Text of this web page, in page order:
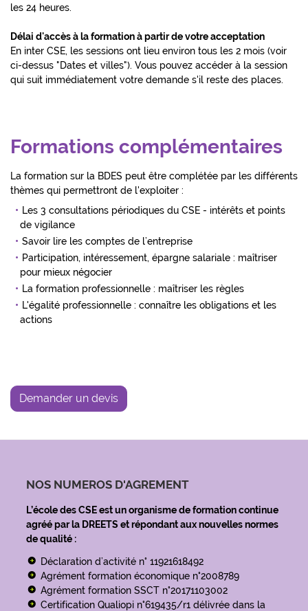
les 24 heures.
Délai d'accès à la formation à partir de votre acceptation
En inter CSE, les sessions ont lieu environ tous les 2 mois (voir
ci-dessus "Dates et villes"). Vous pouvez accéder à la session
qui suit immédiatement votre demande s'il reste des places.
Formations complémentaires
La formation sur la BDES peut être complétée par les différents
thèmes qui permettront de l'exploiter :
Les 3 consultations périodiques du CSE - intérêts et points
de vigilance
Savoir lire les comptes de l’entreprise
Participation, intéressement, épargne salariale : maîtriser
pour mieux négocier
La formation professionnelle : maîtriser les règles
L'égalité professionnelle : connaître les obligations et les
actions
Demander un devis
NOS NUMEROS D'AGREMENT
L’école des CSE est un organisme de formation continue
agréé par la DREETS et répondant aux nouvelles normes
de qualité :
Déclaration d’activité n° 11921618492
Agrément formation économique n°2008789
Agrément formation SSCT n°20171103002
Certification Qualiopi n°619435/r1 délivrée dans la